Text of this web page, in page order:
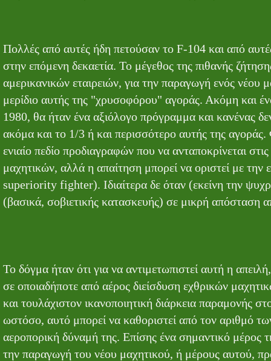
Πολλές από αυτές ήδη πετούσαν το F-104 και από
στην επόμενη δεκαετία. Το μέγεθος της πιθανής
αμερικανικών εταιρειών, για την παραγωγή ενός νέου
μερίδιο αυτής της "χρυσοφόρου" αγοράς. Ακόμη και
1980, θα ήταν ένα αξιόλογο πρόγραμμα και κανένας
ακόμα και το 1/3 ή και περισσότερο αυτής της
ενιαίο πεδίο προδιαγραφών που να ανταποκρίνεται
μαχητικών, αλλά η απαίτηση μπορεί να οριστεί με
superiority fighter). Ιδιαίτερα δε όταν (εκείνη την
(βασικά, σοβιετικής κατασκευής) σε μικρή απόσταση
Το δόγμα ήταν ότι για να αντιμετωπιστεί αυτή η
σε οποιαδήποτε από αέρος διείσδυση εχθρικών
και τουλάχιστον ικανοποιητική διάρκεια παραμονής
ωστόσο, αυτό μπορεί να καθοριστεί από τον αριθμό
αεροπορική δύναμή της. Επίσης ένα σημαντικό μέρος
την παραγωγή του νέου μαχητικού, ή μέρους αυτού,